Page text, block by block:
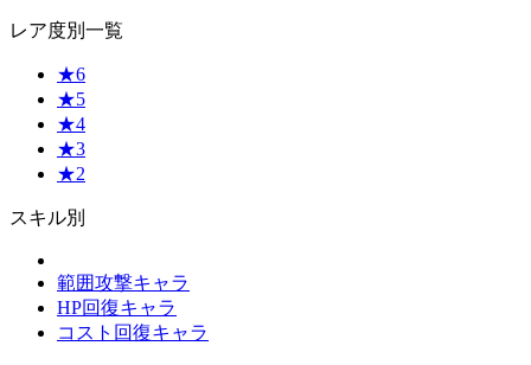
レア度別一覧
★6
★5
★4
★3
★2
スキル別
範囲攻撃キャラ
HP回復キャラ
コスト回復キャラ